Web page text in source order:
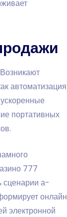
автоматизация
портативных
777
сценарии а-
онлайн
электронной